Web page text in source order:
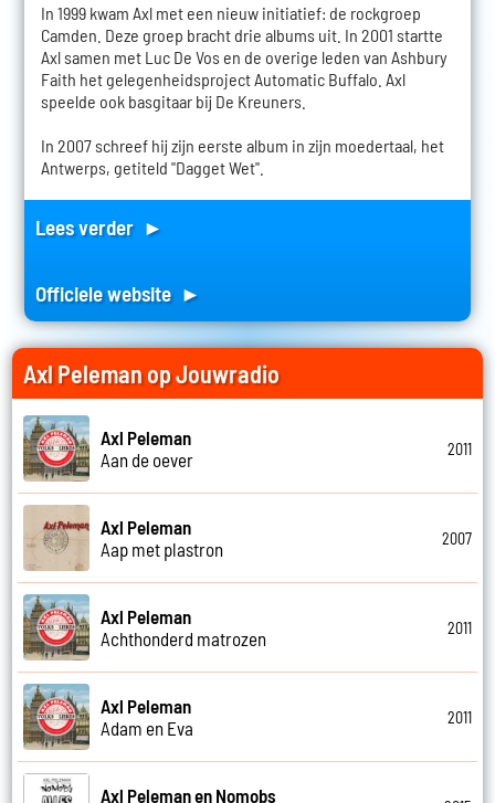
In 1999 kwam Axl met een nieuw initiatief: de rockgroep
Camden. Deze groep bracht drie albums uit. In 2001 startte
Axl samen met Luc De Vos en de overige leden van Ashbury
Faith het gelegenheidsproject Automatic Buffalo. Axl
speelde ook basgitaar bij De Kreuners.
In 2007 schreef hij zijn eerste album in zijn moedertaal, het
Antwerps, getiteld "Dagget Wet".
Lees verder ►
Officiele website ►
Axl Peleman op Jouwradio
Axl Peleman
Aan de oever
2011
Axl Peleman
Aap met plastron
2007
Axl Peleman
Achthonderd matrozen
2011
Axl Peleman
Adam en Eva
2011
Axl Peleman en Nomobs